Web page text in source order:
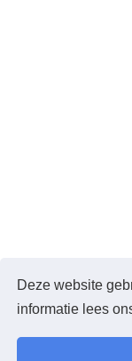
Deze website
informatie lees